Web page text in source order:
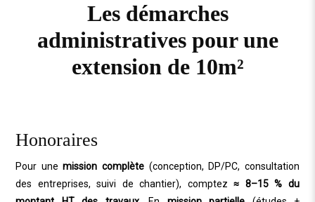
Les démarches
administratives pour une
extension de 10m²
Honoraires
Pour unemission complète (conception, DP/PC, consultation
des entreprises, suivi de chantier), comptez≈ 8–15 % du